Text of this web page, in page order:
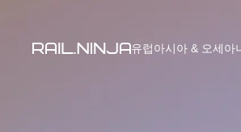
유럽아시아 & 오세아